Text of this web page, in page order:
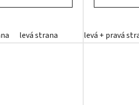
levá strana levá + pravá